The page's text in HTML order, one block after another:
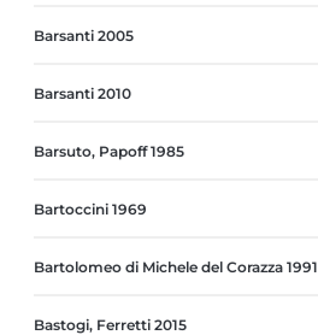
Barsanti 2005
Barsanti 2010
Barsuto, Papoff 1985
Bartoccini 1969
Bartolomeo di Michele del Corazza 1991
Bastogi, Ferretti 2015